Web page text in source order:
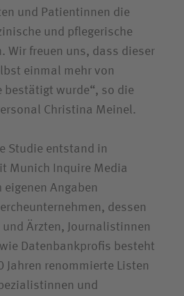
und Patientinnen die
und pflegerische
Wir freuen uns, dass dieser
einmal mehr von
bestätigt wurde“, so die
Christina Meinel.
Studie entstand in
Munich Inquire Media
eigenen Angaben
dessen
Ärzten, Journalistinnen
Datenbankprofis besteht
Jahren renommierte Listen
und